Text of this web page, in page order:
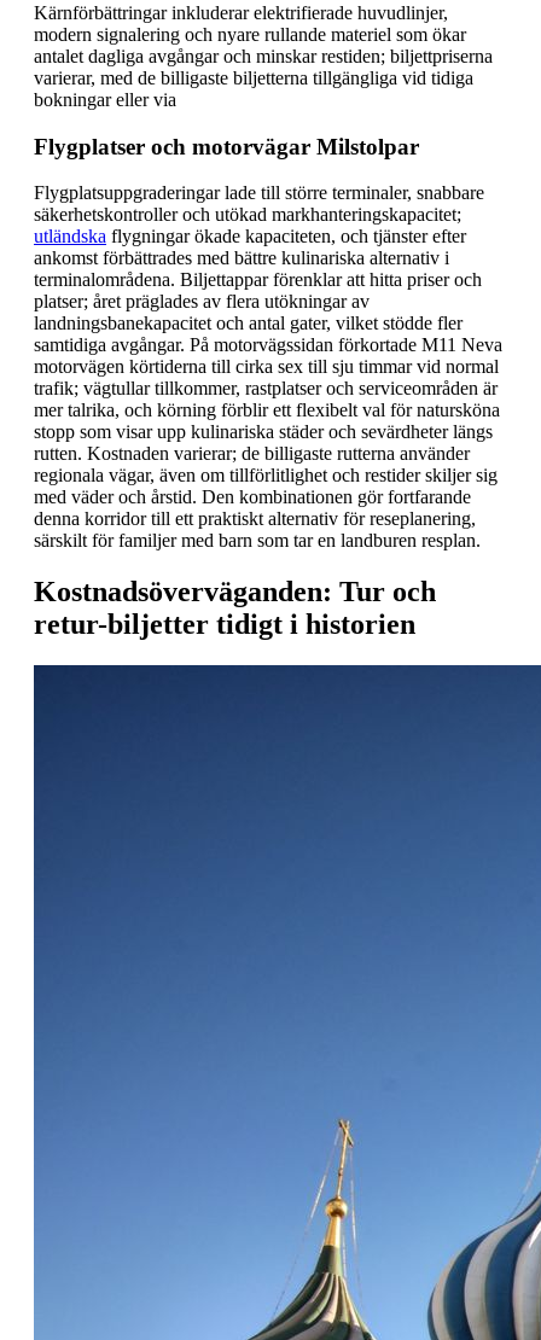
Kärnförbättringar inkluderar elektrifierade huvudlinjer,
modern signalering och nyare rullande materiel som ökar
antalet dagliga avgångar och minskar restiden; biljettpriserna
varierar, med de billigaste biljetterna tillgängliga vid tidiga
bokningar eller via
Flygplatser och motorvägar Milstolpar
Flygplatsuppgraderingar lade till större terminaler, snabbare
säkerhetskontroller och utökad markhanteringskapacitet;
utländska flygningar ökade kapaciteten, och tjänster efter
ankomst förbättrades med bättre kulinariska alternativ i
terminalområdena. Biljettappar förenklar att hitta priser och
platser; året präglades av flera utökningar av
landningsbanekapacitet och antal gater, vilket stödde fler
samtidiga avgångar. På motorvägssidan förkortade M11 Neva
motorvägen körtiderna till cirka sex till sju timmar vid normal
trafik; vägtullar tillkommer, rastplatser och serviceområden är
mer talrika, och körning förblir ett flexibelt val för natursköna
stopp som visar upp kulinariska städer och sevärdheter längs
rutten. Kostnaden varierar; de billigaste rutterna använder
regionala vägar, även om tillförlitlighet och restider skiljer sig
med väder och årstid. Den kombinationen gör fortfarande
denna korridor till ett praktiskt alternativ för reseplanering,
särskilt för familjer med barn som tar en landburen resplan.
Kostnadsöverväganden: Tur och
retur-biljetter tidigt i historien